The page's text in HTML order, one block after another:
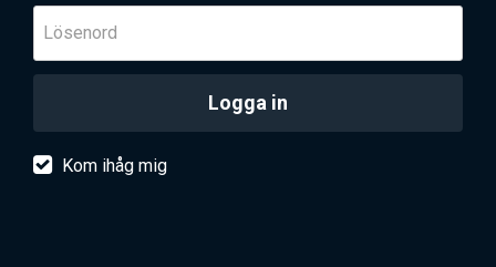
Lösenord
Logga in
Kom ihåg mig